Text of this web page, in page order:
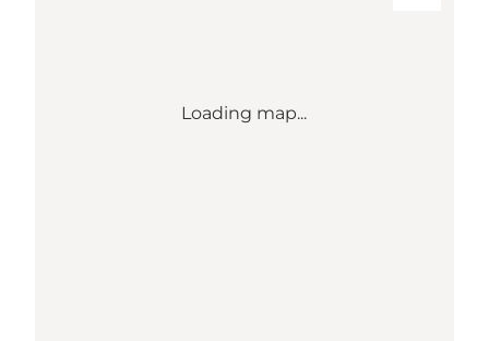
Loading map...